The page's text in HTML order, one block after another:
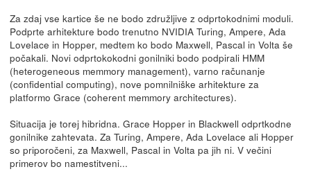
Za zdaj vse kartice še ne bodo združljive z odprtokodnimi moduli.
Podprte arhitekture bodo trenutno NVIDIA Turing, Ampere, Ada
Lovelace in Hopper, medtem ko bodo Maxwell, Pascal in Volta še
počakali. Novi odprtokokodni gonilniki bodo podpirali HMM
(heterogeneous memmory management), varno računanje
(confidential computing), nove pomnilniške arhitekture za
platformo Grace (coherent memmory architectures).
Situacija je torej hibridna. Grace Hopper in Blackwell odprtkodne
gonilnike zahtevata. Za Turing, Ampere, Ada Lovelace ali Hopper
so priporočeni, za Maxwell, Pascal in Volta pa jih ni. V večini
primerov bo namestitveni...